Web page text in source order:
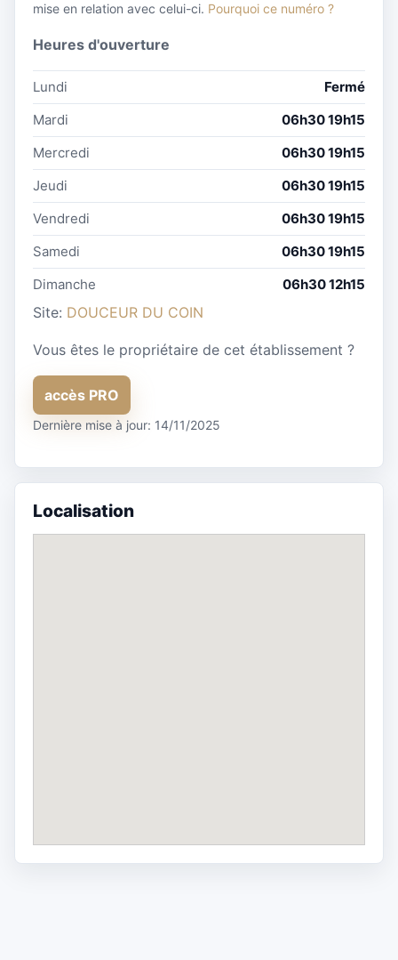
mise en relation avec celui-ci. Pourquoi ce numéro ?
Heures d'ouverture
Lundi
Fermé
Mardi
06h30 19h15
Mercredi
06h30 19h15
Jeudi
06h30 19h15
Vendredi
06h30 19h15
Samedi
06h30 19h15
Dimanche
06h30 12h15
Site: DOUCEUR DU COIN
Vous êtes le propriétaire de cet établissement ?
accès PRO
Dernière mise à jour: 14/11/2025
Localisation